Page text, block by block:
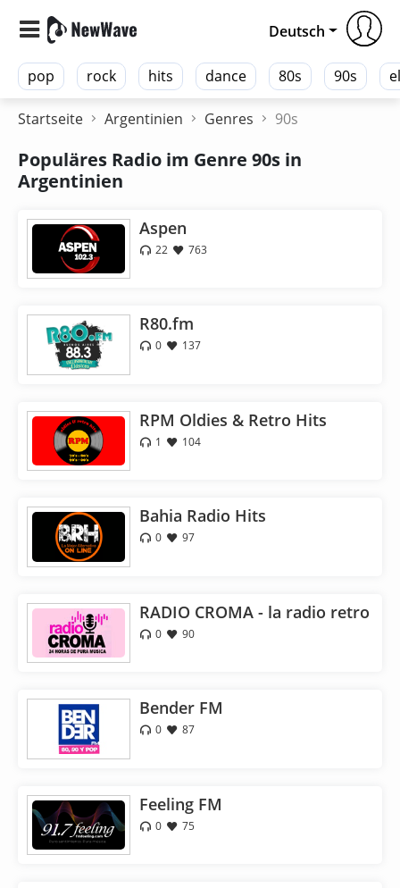
pop rock hits dance 80s 90s
Deutsch
Startseite Argentinien Genres 90s
Populäres Radio im Genre 90s in
Argentinien
Aspen
22 763
R80.fm
0 137
RPM Oldies & Retro Hits
1 104
Bahia Radio Hits
0 97
RADIO CROMA - la radio retro
0 90
Bender FM
0 87
Feeling FM
0 75